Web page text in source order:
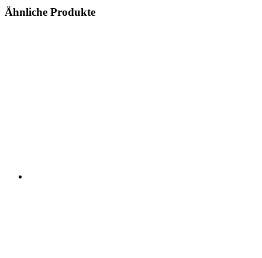
Ähnliche Produkte